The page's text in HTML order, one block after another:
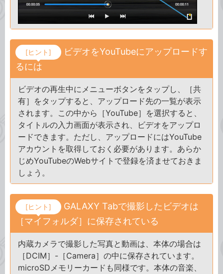
[ヒント]
ビデオをYouTubeにアップロードす
るには
ビデオの再生中にメニューボタンをタップし、［共
有］をタップすると、アップロード先の一覧が表示
されます。この中から［YouTube］を選択すると、
タイトルの入力画面が表示され、ビデオをアップロ
ードできます。ただし、アップロードにはYouTube
アカウントを取得しておく必要があります。あらか
じめYouTubeのWebサイトで登録を済ませておきま
しょう。
[ヒント]
GALAXY Tabで撮影したビデオは
［マイフォルダ］に保存されている
内蔵カメラで撮影した写真と動画は、本体の場合は
［DCIM］-［Camera］の中に保存されています。
microSDメモリーカードも同様です。本体の音楽、